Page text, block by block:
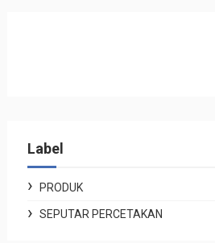
Label
PRODUK
SEPUTAR PERCETAKAN